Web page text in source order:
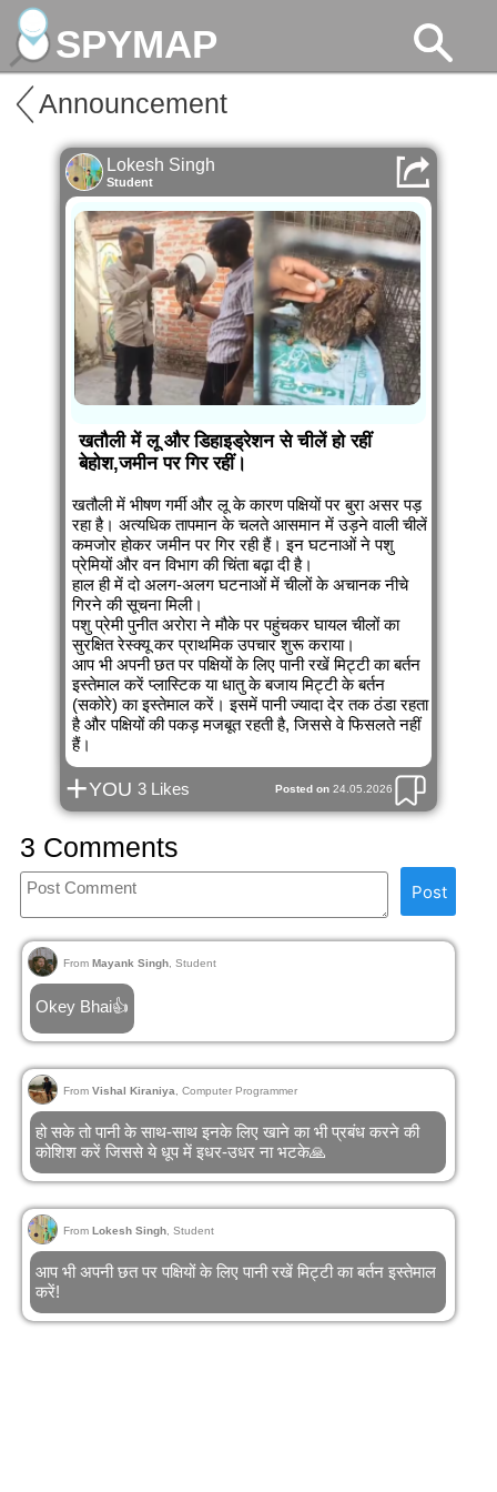
SPYMAP
Announcement
Lokesh Singh
Student
खतौली में लू और डिहाइड्रेशन से चीलें हो रहीं
बेहोश,जमीन पर गिर रहीं।
खतौली में भीषण गर्मी और लू के कारण पक्षियों पर बुरा असर पड़
रहा है। अत्यधिक तापमान के चलते आसमान में उड़ने वाली चीलें
कमजोर होकर जमीन पर गिर रही हैं। इन घटनाओं ने पशु
प्रेमियों और वन विभाग की चिंता बढ़ा दी है।
हाल ही में दो अलग-अलग घटनाओं में चीलों के अचानक नीचे
गिरने की सूचना मिली।
पशु प्रेमी पुनीत अरोरा ने मौके पर पहुंचकर घायल चीलों का
सुरक्षित रेस्क्यू कर प्राथमिक उपचार शुरू कराया।
आप भी अपनी छत पर पक्षियों के लिए पानी रखें मिट्टी का बर्तन
इस्तेमाल करें प्लास्टिक या धातु के बजाय मिट्टी के बर्तन
(सकोरे) का इस्तेमाल करें। इसमें पानी ज्यादा देर तक ठंडा रहता
है और पक्षियों की पकड़ मजबूत रहती है, जिससे वे फिसलते नहीं
हैं।
+YOU 3 Likes Posted on 24.05.2026
3 Comments
Post
From Mayank Singh , Student
Okey Bhai👍
From Vishal Kiraniya , Computer Programmer
हो सके तो पानी के साथ-साथ इनके लिए खाने का भी प्रबंध करने की
कोशिश करें जिससे ये धूप में इधर-उधर ना भटके🙏
From Lokesh Singh , Student
आप भी अपनी छत पर पक्षियों के लिए पानी रखें मिट्टी का बर्तन इस्तेमाल
करें!